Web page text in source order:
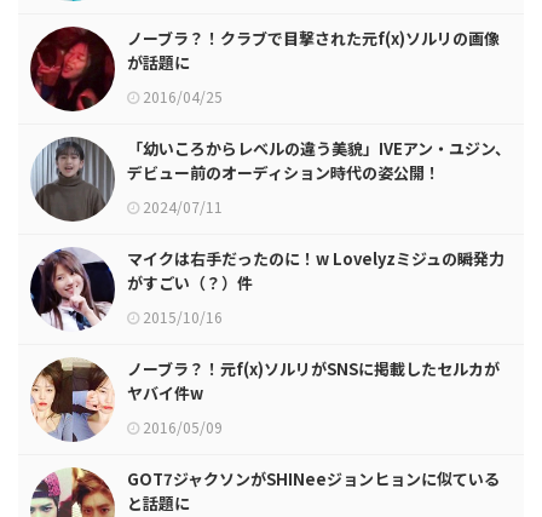
ノーブラ？！クラブで目撃された元f(x)ソルリの画像
が話題に
2016/04/25
「幼いころからレベルの違う美貌」IVEアン・ユジン、
デビュー前のオーディション時代の姿公開！
2024/07/11
マイクは右手だったのに！w Lovelyzミジュの瞬発力
がすごい（？）件
2015/10/16
ノーブラ？！元f(x)ソルリがSNSに掲載したセルカが
ヤバイ件w
2016/05/09
GOT7ジャクソンがSHINeeジョンヒョンに似ている
と話題に